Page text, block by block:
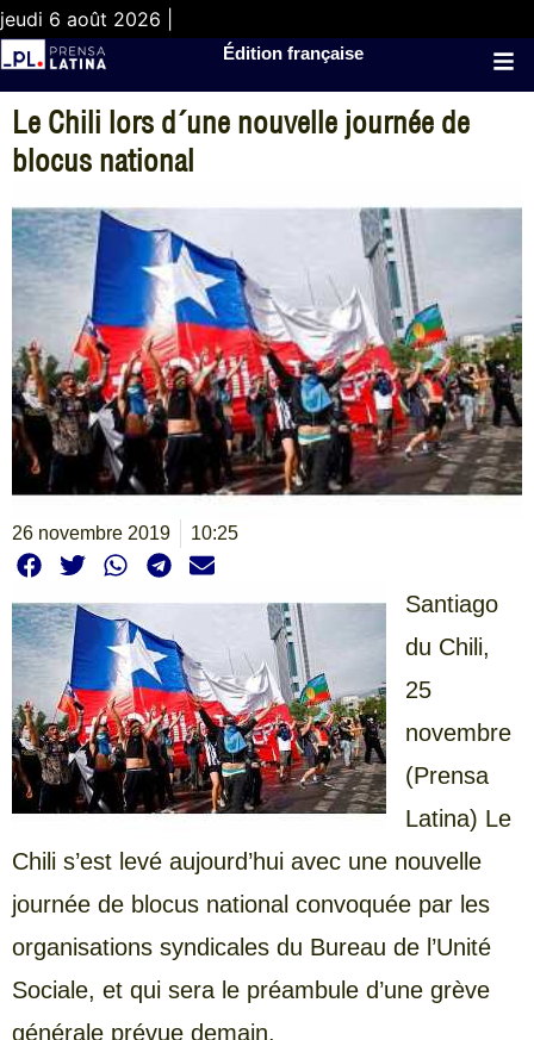
jeudi 6 août 2026 |
Édition française
Le Chili lors d´une nouvelle journée de
blocus national
26 novembre 2019 10:25
Santiago
du Chili,
25
novembre
(Prensa
Latina) Le
Chili s’est levé aujourd’hui avec une nouvelle
journée de blocus national convoquée par les
organisations syndicales du Bureau de l’Unité
Sociale, et qui sera le préambule d’une grève
générale prévue demain.